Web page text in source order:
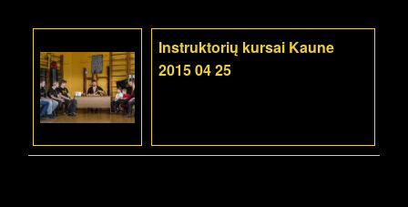
Instruktorių kursai Kaune
2015 04 25